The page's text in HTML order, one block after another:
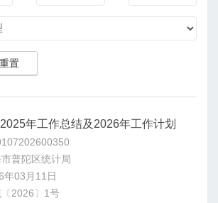
重置
年工作总结及2026年工作计划
普陀区统计局
年03月11日
2026〕1号